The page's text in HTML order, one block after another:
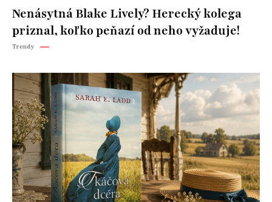
Nenásytná Blake Lively? Herecký kolega
priznal, koľko peňazí od neho vyžaduje!
Trendy